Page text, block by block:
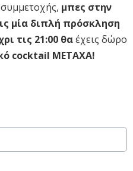
μπες στην
μία διπλή πρόσκληση
τις 21:00 θαέχεις δώρο
cocktail ΜΕΤΑΧΑ!